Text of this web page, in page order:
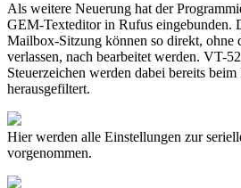
Als weitere Neuerung hat der
GEM-Texteditor in Rufus eingebunden.
Mailbox-Sitzung können so direkt, ohne
verlassen, nach bearbeitet werden. VT-
Steuerzeichen werden dabei bereits
herausgefiltert.
Hier werden alle Einstellungen zur
vorgenommen.